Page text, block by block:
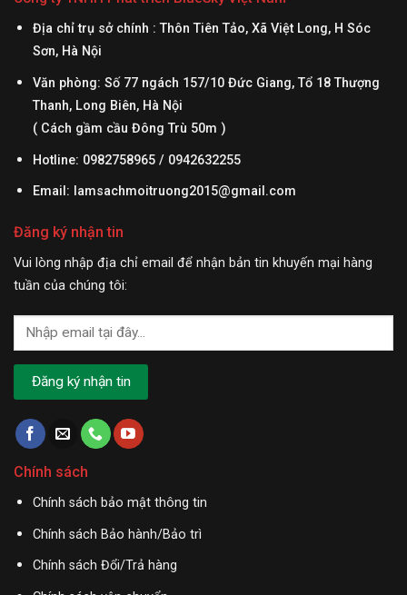
Địa chỉ trụ sở chính : Thôn Tiên Tảo, Xã Việt Long, H Sóc
Sơn, Hà Nội
Văn phòng: Số 77 ngách 157/10 Đức Giang, Tổ 18 Thượng
Thanh, Long Biên, Hà Nội
( Cách gầm cầu Đông Trù 50m )
Hotline: 0982758965 / 0942632255
Email: lamsachmoitruong2015@gmail.com
Đăng ký nhận tin
Vui lòng nhập địa chỉ email để nhận bản tin khuyến mại hàng
tuần của chúng tôi:
Chính sách
Chính sách bảo mật thông tin
Chính sách Bảo hành/Bảo trì
Chính sách Đổi/Trả hàng